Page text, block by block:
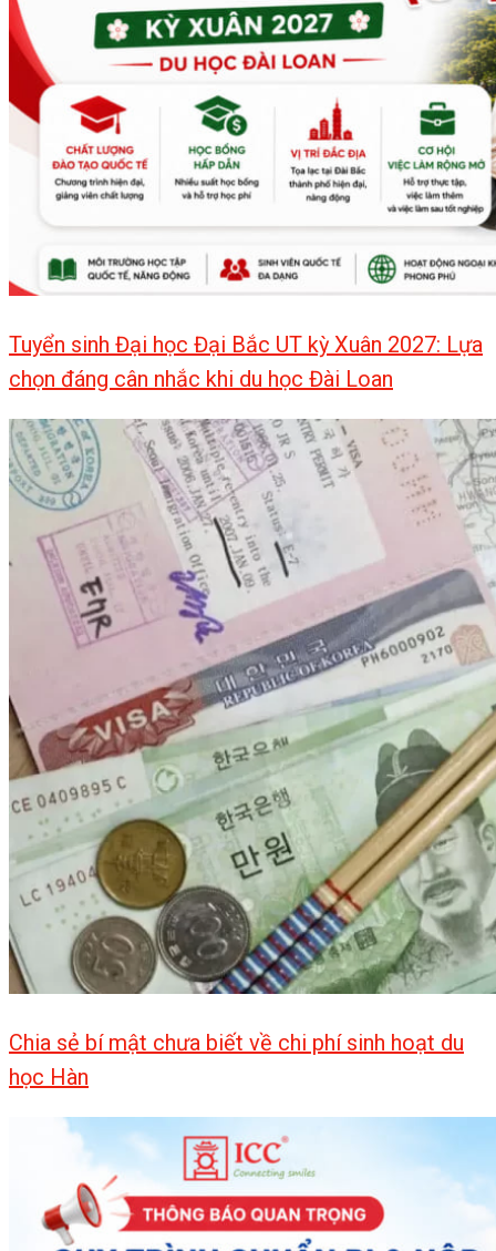
Tuyển sinh Đại học Đại Bắc UT kỳ Xuân 2027: Lựa
chọn đáng cân nhắc khi du học Đài Loan
Chia sẻ bí mật chưa biết về chi phí sinh hoạt du
học Hàn